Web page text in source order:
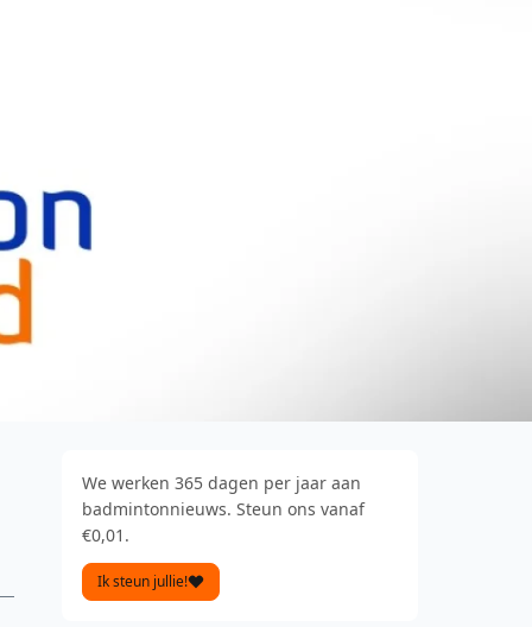
We werken 365 dagen per jaar aan
badmintonnieuws. Steun ons vanaf
€0,01.
Ik steun jullie!